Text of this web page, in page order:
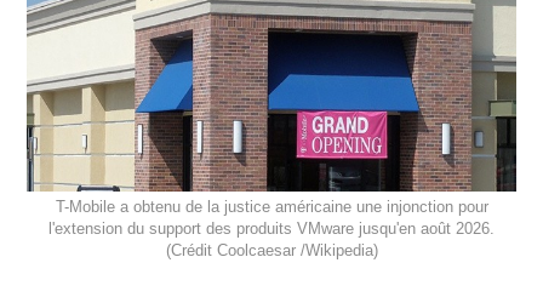
T-Mobile a obtenu de la justice américaine une injonction pour
l'extension du support des produits VMware jusqu'en août 2026.
(Crédit Coolcaesar /Wikipedia)